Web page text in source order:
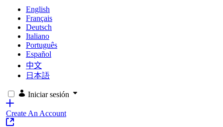
English
Français
Deutsch
Italiano
Português
Español
中文
日本語
Iniciar sesión
Create An Account